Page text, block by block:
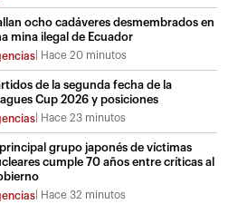
Hace 20 minutos
ocho cadáveres desmembrados en
mina ilegal de Ecuador
Hace 23 minutos
de la segunda fecha de la
Cup 2026 y posiciones
Hace 32 minutos
principal grupo japonés de víctimas
cumple 70 años entre críticas al